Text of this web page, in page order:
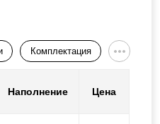
Комплектация
Наполнение Цена